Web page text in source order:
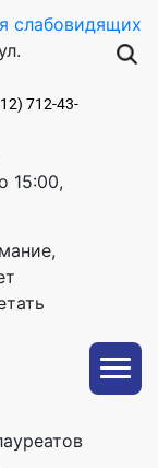
слабовидящих
712-43-
15:00,